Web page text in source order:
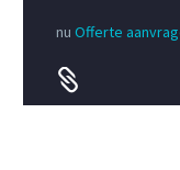
nu Offerte

